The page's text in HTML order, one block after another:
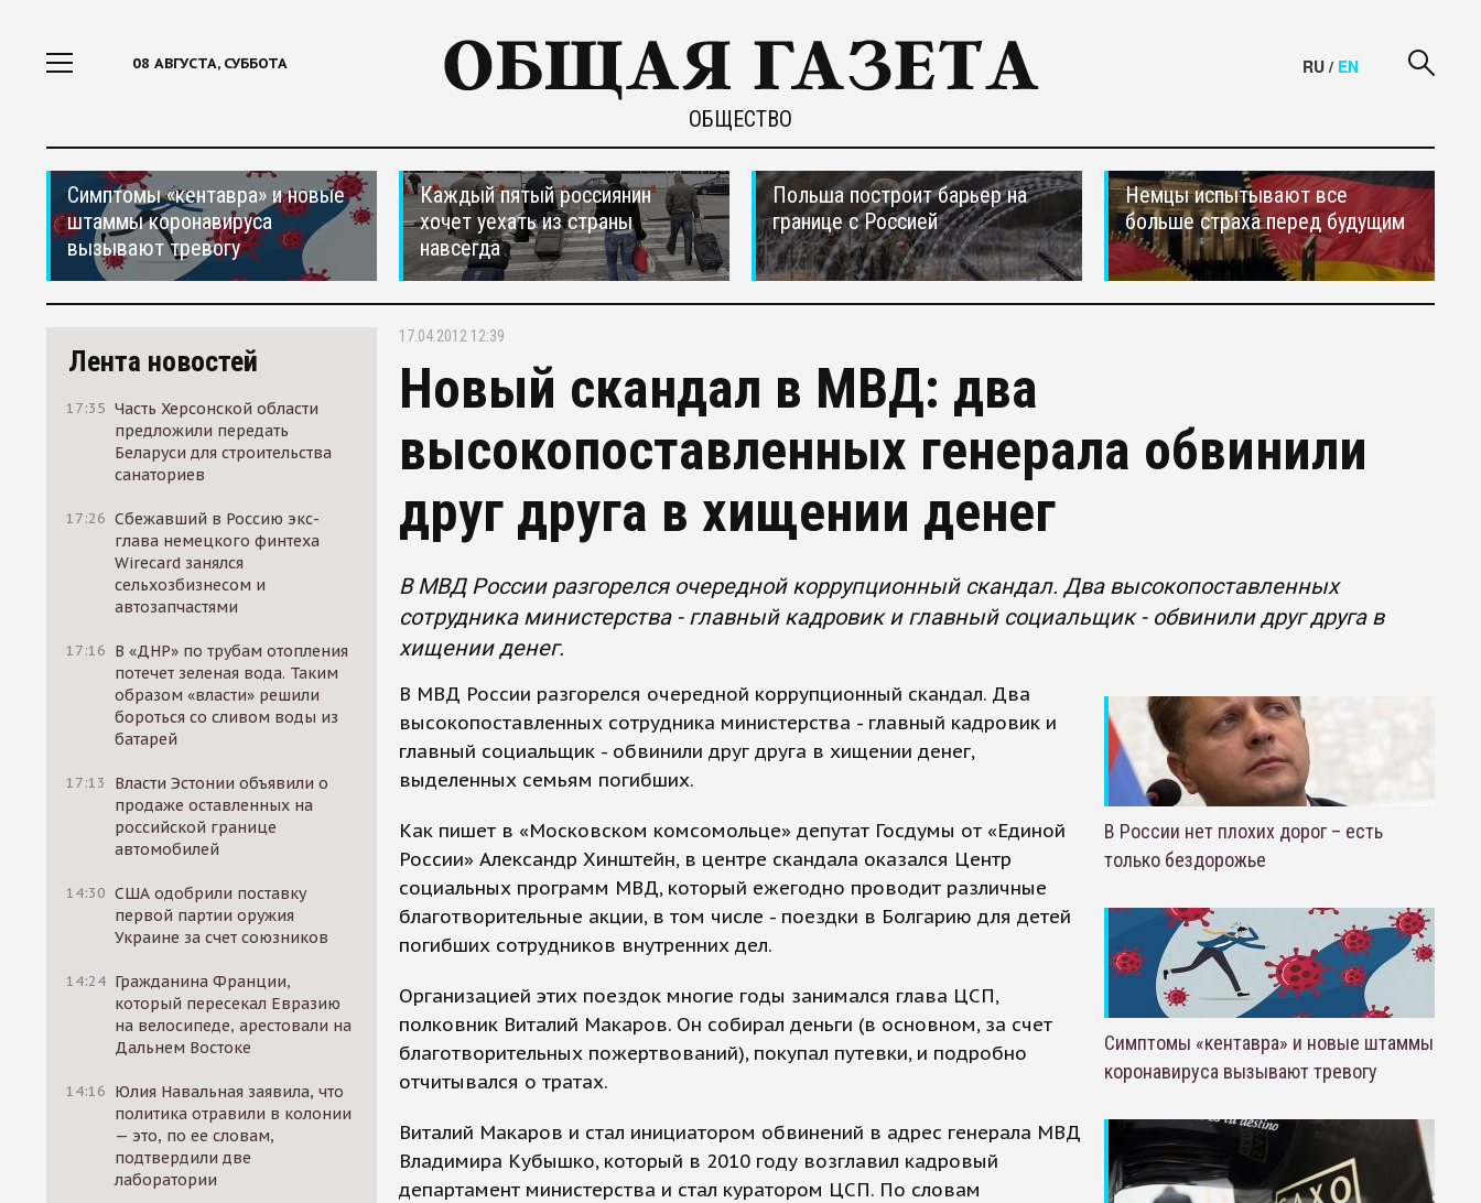
08 АВГУСТА, СУББОТА
ОБЩЕСТВО
RU / EN
Симптомы «кентавра» и новые
штаммы коронавируса
вызывают тревогу
Каждый пятый россиянин
хочет уехать из страны
навсегда
Польша построит барьер на
границе с Россией
Немцы испытывают все
больше страха перед будущим
Лента новостей
17:35 Часть Херсонской области
предложили передать
Беларуси для строительства
санаториев
17:26 Сбежавший в Россию экс-
глава немецкого финтеха
Wirecard занялся
сельхозбизнесом и
автозапчастями
17:16 В «ДНР» по трубам отопления
потечет зеленая вода. Таким
образом «власти» решили
бороться со сливом воды из
батарей
17:13
Власти Эстонии объявили о
продаже оставленных на
российской границе
автомобилей
14:30 США одобрили поставку
первой партии оружия
Украине за счет союзников
14:24 Гражданина Франции,
который пересекал Евразию
на велосипеде, арестовали на
Дальнем Востоке
14:16 Юлия Навальная заявила, что
политика отравили в колонии
— это, по ее словам,
подтвердили две
лаборатории
17.04.2012 12:39
Новый скандал в МВД: два
высокопоставленных генерала обвинили
друг друга в хищении денег
В МВД России разгорелся очередной коррупционный скандал. Два высокопоставленных
сотрудника министерства - главный кадровик и главный социальщик - обвинили друг друга в
хищении денег.
В МВД России разгорелся очередной коррупционный скандал. Два
высокопоставленных сотрудника министерства - главный кадровик и
главный социальщик - обвинили друг друга в хищении денег,
выделенных семьям погибших.
Как пишет в «Московском комсомольце» депутат Госдумы от «Единой
России» Александр Хинштейн, в центре скандала оказался Центр
социальных программ МВД, который ежегодно проводит различные
благотворительные акции, в том числе - поездки в Болгарию для детей
погибших сотрудников внутренних дел.
Организацией этих поездок многие годы занимался глава ЦСП,
полковник Виталий Макаров. Он собирал деньги (в основном, за счет
благотворительных пожертвований), покупал путевки, и подробно
отчитывался о тратах.
Виталий Макаров и стал инициатором обвинений в адрес генерала МВД
Владимира Кубышко, который в 2010 году возглавил кадровый
департамент министерства и стал куратором ЦСП. По словам
В России нет плохих дорог – есть
только бездорожье
Симптомы «кентавра» и новые штаммы
коронавируса вызывают тревогу